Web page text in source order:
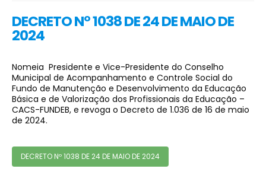
DECRETO Nº 1038 DE 24 DE MAIO DE
2024
Nomeia Presidente e Vice-Presidente do Conselho
Municipal de Acompanhamento e Controle Social do
Fundo de Manutenção e Desenvolvimento da Educação
Básica e de Valorização dos Profissionais da Educação –
CACS-FUNDEB, e revoga o Decreto de 1.036 de 16 de maio
de 2024.
DECRETO Nº 1038 DE 24 DE MAIO DE 2024